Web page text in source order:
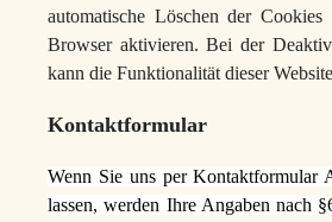
automatische Löschen der
Browser aktivieren. Bei der
kann die Funktionalität dieser
Kontaktformular
Wenn Sie uns per Kontaktformular
lassen, werden Ihre Angaben nach